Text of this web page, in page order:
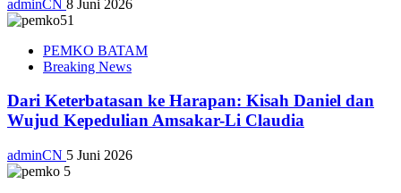
adminCN 8 Juni 2026
PEMKO BATAM
Breaking News
Dari Keterbatasan ke Harapan: Kisah Daniel dan
Wujud Kepedulian Amsakar-Li Claudia
adminCN 5 Juni 2026